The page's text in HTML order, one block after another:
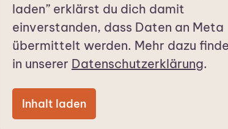
laden” erklärst du dich damit
einverstanden, dass Daten an Meta
übermittelt werden. Mehr dazu
in unserer Datenschutzerklärung.
Inhalt laden